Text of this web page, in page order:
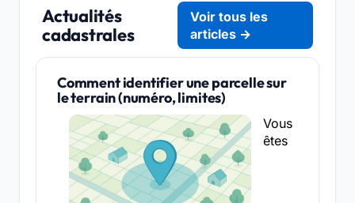
Actualités
cadastrales
Voir tous les
articles →
Comment identifier une parcelle sur
le terrain (numéro, limites)
Vous
êtes